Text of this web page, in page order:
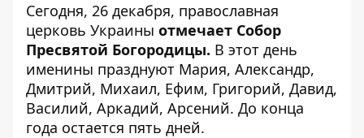
Сегодня, 26 декабря, православная
церковь Украины отмечает Собор
Пресвятой Богородицы. В этот день
именины празднуют Мария, Александр,
Дмитрий, Михаил, Ефим, Григорий, Давид,
Василий, Аркадий, Арсений. До конца
года остается пять дней.